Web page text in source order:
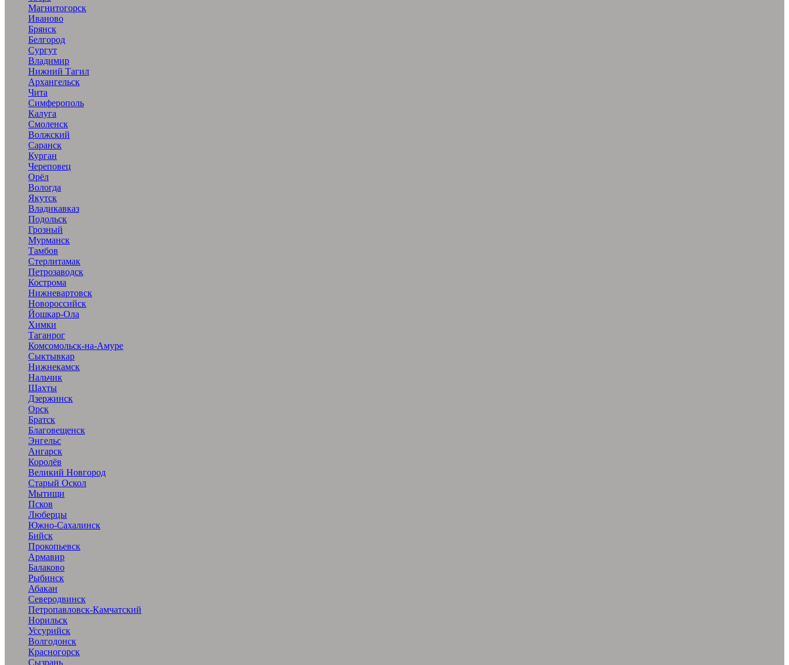
Магнитогорск
Иваново
Брянск
Белгород
Сургут
Владимир
Нижний Тагил
Архангельск
Чита
Симферополь
Калуга
Смоленск
Волжский
Саранск
Курган
Череповец
Орёл
Вологда
Якутск
Владикавказ
Подольск
Грозный
Мурманск
Тамбов
Стерлитамак
Петрозаводск
Кострома
Нижневартовск
Новороссийск
Йошкар-Ола
Химки
Таганрог
Комсомольск-на-Амуре
Сыктывкар
Нижнекамск
Нальчик
Шахты
Дзержинск
Орск
Братск
Благовещенск
Энгельс
Ангарск
Королёв
Великий Новгород
Старый Оскол
Мытищи
Псков
Люберцы
Южно-Сахалинск
Бийск
Прокопьевск
Армавир
Балаково
Рыбинск
Абакан
Северодвинск
Петропавловск-Камчатский
Норильск
Уссурийск
Волгодонск
Красногорск
Сызрань